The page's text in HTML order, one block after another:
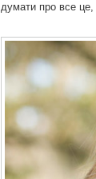
думати про все це,